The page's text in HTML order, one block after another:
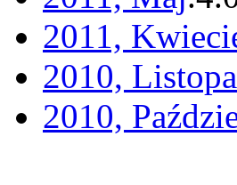
2011,
2010,
2010,